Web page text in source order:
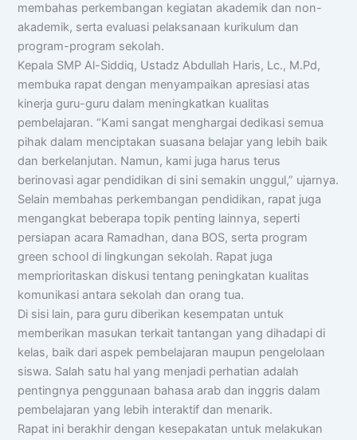
membahas perkembangan kegiatan akademik dan non-
akademik, serta evaluasi pelaksanaan kurikulum dan
program-program sekolah.
Kepala SMP Al-Siddiq, Ustadz Abdullah Haris, Lc., M.Pd,
membuka rapat dengan menyampaikan apresiasi atas
kinerja guru-guru dalam meningkatkan kualitas
pembelajaran. “Kami sangat menghargai dedikasi semua
pihak dalam menciptakan suasana belajar yang lebih baik
dan berkelanjutan. Namun, kami juga harus terus
berinovasi agar pendidikan di sini semakin unggul,” ujarnya.
Selain membahas perkembangan pendidikan, rapat juga
mengangkat beberapa topik penting lainnya, seperti
persiapan acara Ramadhan, dana BOS, serta program
green school di lingkungan sekolah. Rapat juga
memprioritaskan diskusi tentang peningkatan kualitas
komunikasi antara sekolah dan orang tua.
Di sisi lain, para guru diberikan kesempatan untuk
memberikan masukan terkait tantangan yang dihadapi di
kelas, baik dari aspek pembelajaran maupun pengelolaan
siswa. Salah satu hal yang menjadi perhatian adalah
pentingnya penggunaan bahasa arab dan inggris dalam
pembelajaran yang lebih interaktif dan menarik.
Rapat ini berakhir dengan kesepakatan untuk melakukan